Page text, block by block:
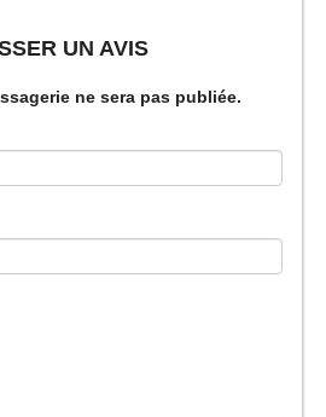
UN AVIS
ne sera pas publiée.